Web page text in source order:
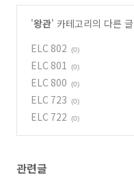
'왕관' 카테고리의 다른 글
ELC 802
(0)
ELC 801 (0)
ELC 800 (0)
ELC 723 (0)
ELC 722 (0)
관련글